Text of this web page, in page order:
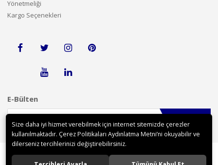
Yönetmeliği
Kargo Seçenekleri
E-Bülten
Size daha iyi hizmet verebilmek için internet sitemizde çerezler
kullanılmaktadır. Çerez Politikaları Aydınlatma Metni’ni okuyabilir ve
dilerseniz tercihlerinizi değiştirebilirsiniz.